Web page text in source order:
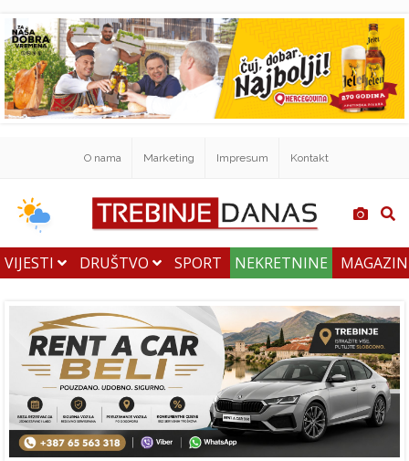
O nama Marketing Impresum Kontakt
VIJESTI DRUŠTVO SPORT NEKRETNINE